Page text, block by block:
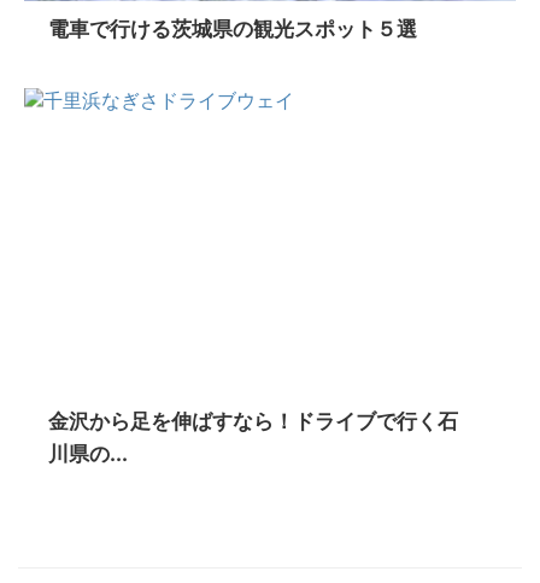
電車で行ける茨城県の観光スポット５選
金沢から足を伸ばすなら！ドライブで行く石
川県の...